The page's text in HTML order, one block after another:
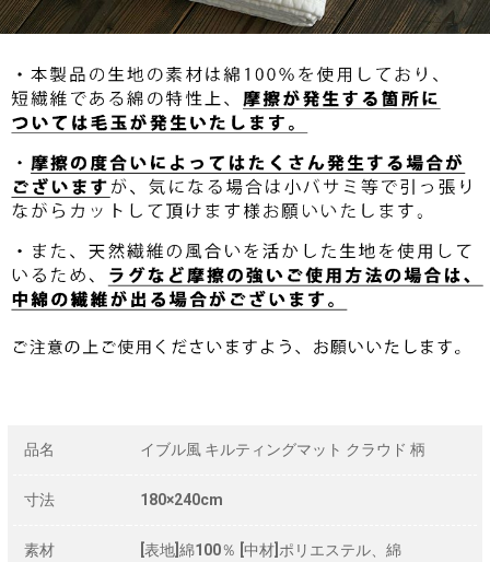
品名 イブル風 キルティングマット クラウド 柄
寸法 180×240cm
素材 [表地]綿100％ [中材]ポリエステル、綿